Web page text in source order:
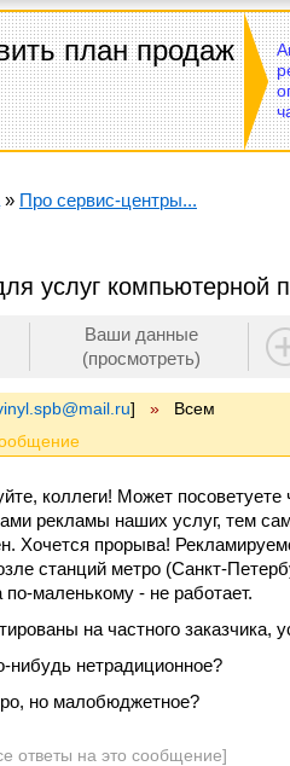
план продаж
» Про сервис-центры...
услуг компьютерной
Ваши данные
(просмотреть)
] » Всем
коллеги! Может
рекламы наших услуг, тем
Хочется прорыва!
станций метро (Санкт-
по-маленькому - не работает.
на частного заказчика,
нибудь нетрадиционное?
но малобюджетное?
ответы на это сообщение]